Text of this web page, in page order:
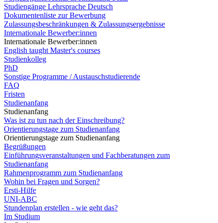
Studiengänge Lehrsprache Deutsch
Dokumentenliste zur Bewerbung
Zulassungsbeschränkungen & Zulassungsergebnisse
Internationale Bewerber:innen
Internationale Bewerber:innen
English taught Master's courses
Studienkolleg
PhD
Sonstige Programme / Austauschstudierende
FAQ
Fristen
Studienanfang
Studienanfang
Was ist zu tun nach der Einschreibung?
Orientierungstage zum Studienanfang
Orientierungstage zum Studienanfang
Begrüßungen
Einführungsveranstaltungen und Fachberatungen zum
Studienanfang
Rahmenprogramm zum Studienanfang
Wohin bei Fragen und Sorgen?
Ersti-Hilfe
UNI-ABC
Stundenplan erstellen - wie geht das?
Im Studium